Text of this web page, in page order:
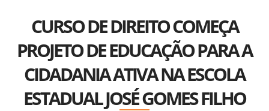
CURSO DE DIREITO COMEÇA
PROJETO DE EDUCAÇÃO PARA A
CIDADANIA ATIVA NA ESCOLA
ESTADUAL JOSÉ GOMES FILHO